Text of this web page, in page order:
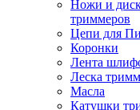
Ножи и
триммеров
Цепи для
Коронки
Лента
Леска
Масла
Катушки